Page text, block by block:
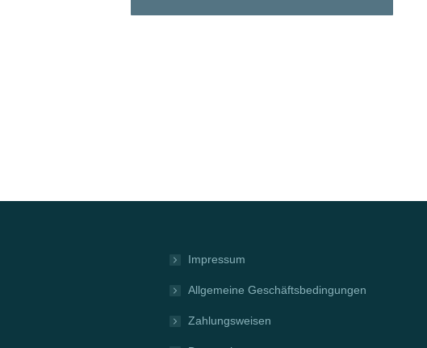
Impressum
Allgemeine Geschäftsbedingungen
Zahlungsweisen